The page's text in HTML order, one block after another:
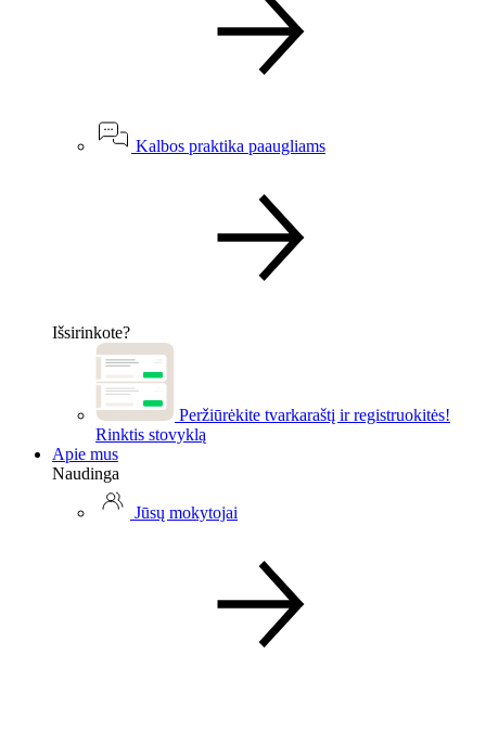
Kalbos praktika paaugliams
Išsirinkote?
Peržiūrėkite tvarkaraštį ir registruokitės!
Rinktis stovyklą
Apie mus
Naudinga
Jūsų mokytojai